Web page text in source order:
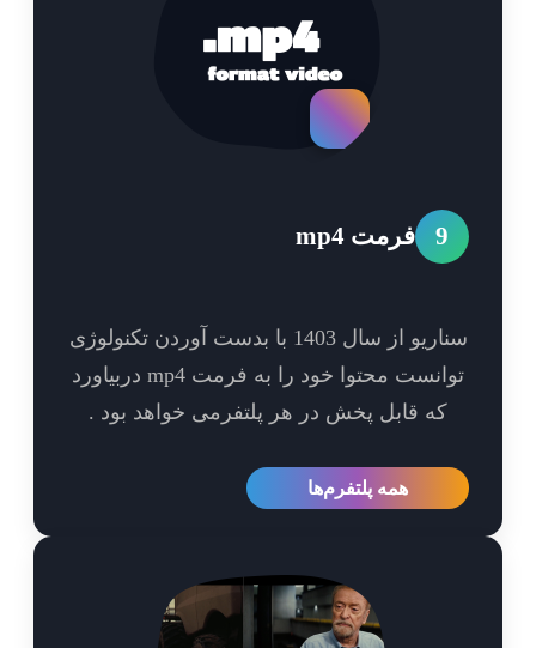
فرمت mp4
سناریو از سال 1403 با بدست آوردن تکنولوژی
توانست محتوا خود را به فرمت mp4 دربیاورد
که قابل پخش در هر پلتفرمی خواهد بود .
همه پلتفرم‌ها